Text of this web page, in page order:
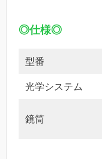
◎仕様◎
型番
光学システム
鏡筒